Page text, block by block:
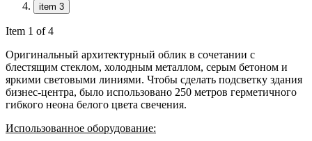
item 3
Item 1 of 4
Оригинальный архитектурный облик в сочетании с
блестящим стеклом, холодным металлом, серым бетоном и
яркими световыми линиями. Чтобы сделать подсветку здания
бизнес-центра, было использовано 250 метров герметичного
гибкого неона белого цвета свечения.
Использованное оборудование: